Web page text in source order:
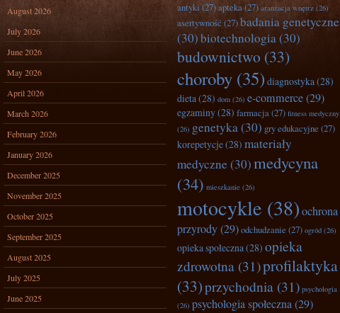
August 2026
July 2026
June 2026
May 2026
April 2026
March 2026
February 2026
January 2026
December 2025
November 2025
October 2025
September 2025
August 2025
July 2025
June 2025
antyki(27)apteka(27) aranżacja wnętrz (26)
asertywność (27)badania genetyczne
(30)biotechnologia(30)
budownictwo (33)
choroby (35) diagnostyka(28)
dieta(28) dom (26) e-commerce(29)
egzaminy(28) farmacja(27) fitness medyczny
(26) genetyka(30) gry edukacyjne (27)
korepetycje(28) materiały
medyczne (30)medycyna
(34) mieszkanie (26)
motocykle (38)ochrona
przyrody(29)odchudzanie (27) ogród (26)
opieka społeczna(28) opieka
zdrowotna (31)profilaktyka
(33)przychodnia (31) psychologia
(26) psychologia społeczna(29)